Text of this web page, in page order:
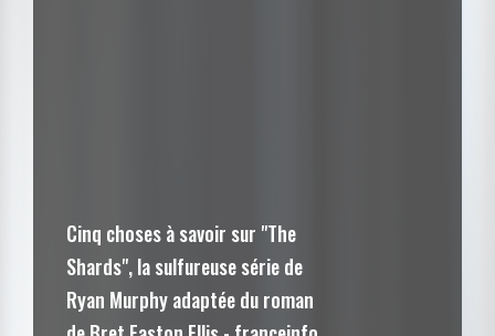
Cinq choses à savoir sur "The
Shards", la sulfureuse série de
Ryan Murphy adaptée du roman